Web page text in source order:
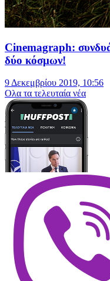
Cinemagraph:
δύο κόσμων!
9 Δεκεμβρίου 2019, 10:56
Oλα τα τελευταία νέα